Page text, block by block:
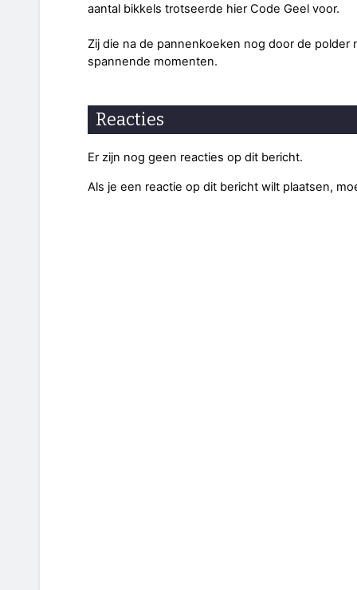
aantal bikkels trotseerde hier Code Geel voor.
Zij die na de pannenkoeken nog door de
spannende momenten.
Reacties
Er zijn nog geen reacties op dit bericht.
Als je een reactie op dit bericht wilt plaatsen,